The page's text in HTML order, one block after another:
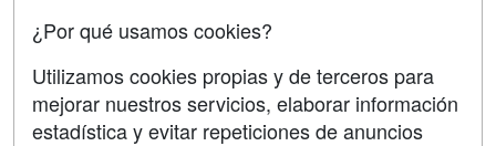
Copyleft
¿Por qué usamos cookies?
Utilizamos cookies propias y de terceros para
mejorar nuestros servicios, elaborar información
estadística y evitar repeticiones de anuncios